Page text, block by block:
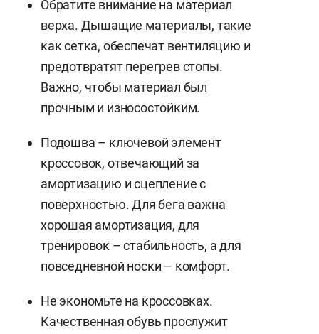
Обратите внимание на материал
верха. Дышащие материалы, такие
как сетка, обеспечат вентиляцию и
предотвратят перегрев стопы.
Важно, чтобы материал был
прочным и износостойким.
Подошва – ключевой элемент
кроссовок, отвечающий за
амортизацию и сцепление с
поверхностью. Для бега важна
хорошая амортизация, для
тренировок – стабильность, а для
повседневной носки – комфорт.
Не экономьте на кроссовках.
Качественная обувь прослужит